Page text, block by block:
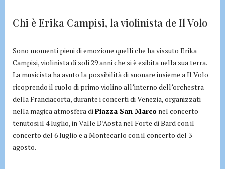
Chi è Erika Campisi, la violinista de Il Volo
Sono momenti pieni di emozione quelli che ha vissuto Erika
Campisi, violinista di soli 29 anni che si è esibita nella sua terra.
La musicista ha avuto la possibilità di suonare insieme a Il Volo
ricoprendo il ruolo di primo violino all’interno dell’orchestra
della Franciacorta, durante i concerti di Venezia, organizzati
nella magica atmosfera diPiazza San Marco nel concerto
tenutosi il 4 luglio, in Valle D’Aosta nel Forte di Bard con il
concerto del 6 luglio e a Montecarlo con il concerto del 3
agosto.